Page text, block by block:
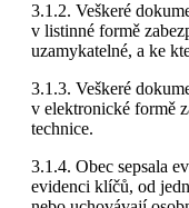
3.1.2. Veškeré
v listinné formě
uzamykatelné, a ke
3.1.3. Veškeré
v elektronické formě
technice.
3.1.4. Obec sepsala
evidenci klíčů, od